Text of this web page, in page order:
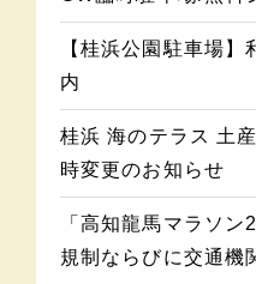
【桂浜公園駐車場
内
桂浜 海のテラス 土
時変更のお知らせ
「高知龍馬マラソ
規制ならびに交通機